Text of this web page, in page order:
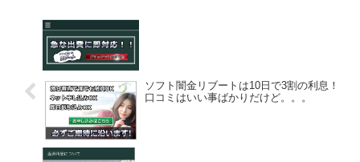
ソフト闇金リブートは10日で3割の利息！
口コミはいい事ばかりだけど。。。